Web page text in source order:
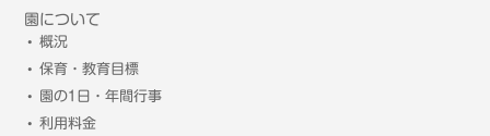
園について
概況
保育・教育目標
園の1日・年間行事
利用料金